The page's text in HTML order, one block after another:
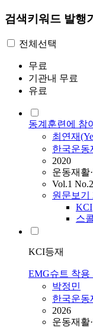
검색키워드 발행
전체선택
무료
기관내 무료
유료
동계훈련에 참
최연재
한국운동
2020
운동재활
Vol.1 No.2
원문보기
KCI
스
KCI등재
EMG슈트 착용
박정민
한국운동
2026
운동재활